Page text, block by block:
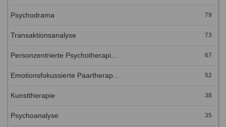
Psychodrama 79
Transaktionsanalyse 73
Personzentrierte Psychotherapi... 67
Emotionsfokussierte Paartherap... 52
Kunsttherapie 38
Psychoanalyse 35